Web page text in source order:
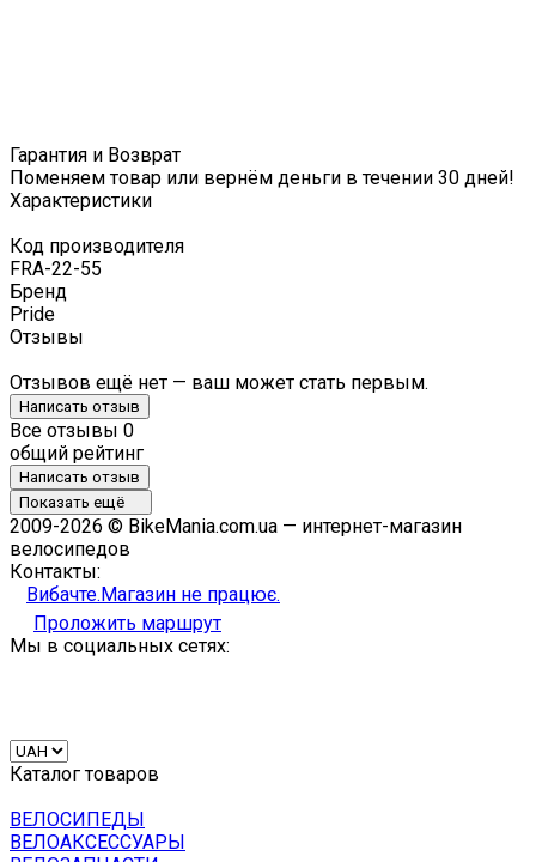
Гарантия и Возврат
Поменяем товар или вернём деньги в течении 30 дней!
Характеристики
Код производителя
FRA-22-55
Бренд
Pride
Отзывы
Отзывов ещё нет — ваш может стать первым.
Написать отзыв
Все отзывы 0
общий рейтинг
Написать отзыв
Показать ещё
2009-2026 © BikeMania.com.ua — интернет-магазин
велосипедов
Контакты:
Вибачте.Магазин не працює.
Проложить маршрут
Мы в социальных сетях:
Каталог товаров
ВЕЛОСИПЕДЫ
ВЕЛОАКСЕССУАРЫ